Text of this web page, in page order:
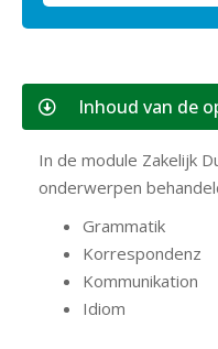
Inhoud van de
In de module Zakelijk
onderwerpen
Grammatik
Korrespondenz
Kommunikation
Idiom